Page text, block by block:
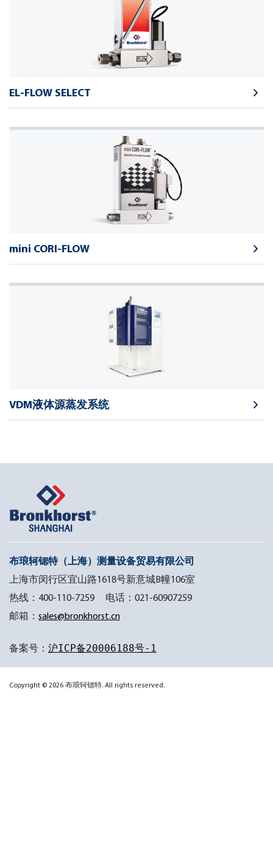
EL-FLOW SELECT
mini CORI-FLOW
VDM液体源蒸发系统
布琅轲锶特（上海）测量设备贸易有限公司
上海市闵行区宜山路1618号新意城B幢106室
热线：400-110-7259 电话：021-60907259
邮箱： sales@bronkhorst.cn
备案号： 沪ICP备20006188号-1
Copyright © 2026 布琅轲锶特. All rights reserved.